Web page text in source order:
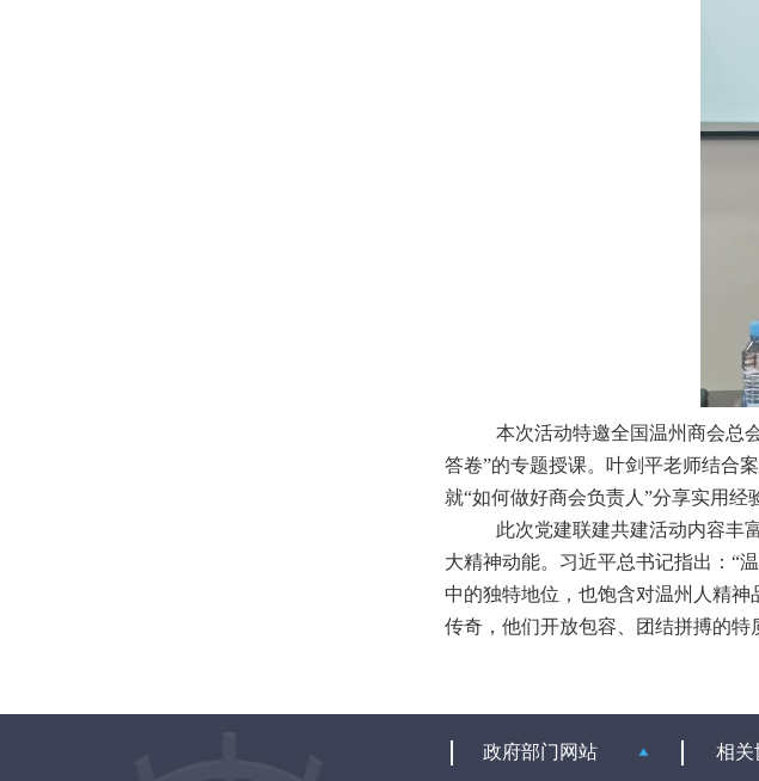
本次活动特邀全国温州商会总
答卷”的专题授课。叶剑平老师结合
就“如何做好商会负责人”分享实用经
此次党建联建共建活动内容丰
大精神动能。习近平总书记指出：“
中的独特地位，也饱含对温州人精
传奇，他们开放包容、团结拼搏的特